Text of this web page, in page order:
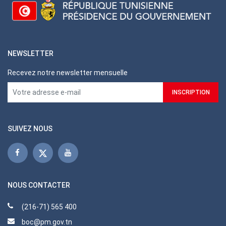
NEWSLETTER
Recevez notre newsletter mensuelle
SUIVEZ NOUS
NOUS CONTACTER
(216-71) 565 400
boc@pm.gov.tn